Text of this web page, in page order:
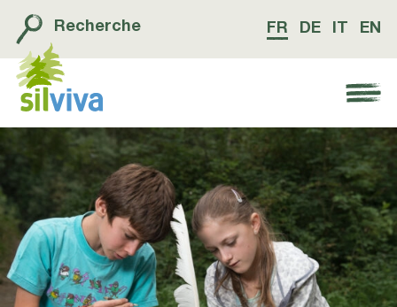
Recherche FR DE EN
Navigation öffnen bzw. schliessen